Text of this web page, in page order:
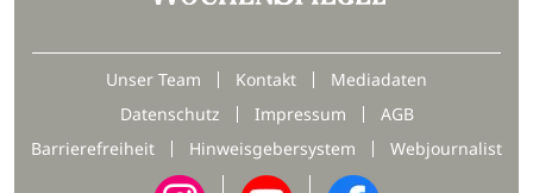
Unser Team Kontakt
Mediadaten
Datenschutz
Impressum
AGB
Barrierefreiheit
Hinweisgebersystem Webjournalist